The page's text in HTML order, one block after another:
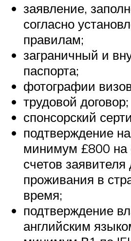
заявление,
согласно
правилам;
заграничный и
паспорта;
фотографии
трудовой договор;
спонсорский
подтверждение
минимум £800 на
счетов заявителя
проживания в
время;
подтверждение
английским